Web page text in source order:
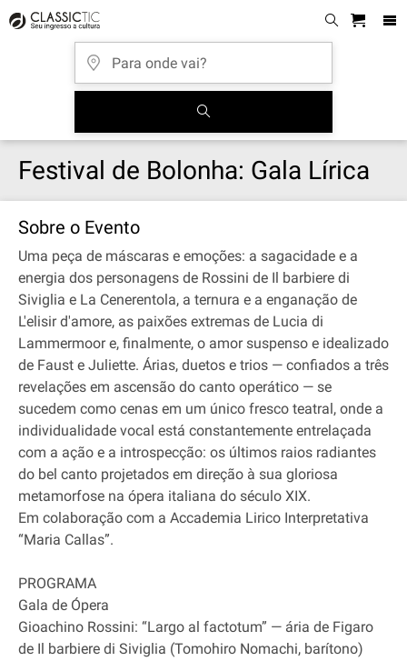
Festival de Bolonha: Gala Lírica
Sobre o Evento
Uma peça de máscaras e emoções: a sagacidade e a
energia dos personagens de Rossini de Il barbiere di
Siviglia e La Cenerentola, a ternura e a enganação de
L'elisir d'amore, as paixões extremas de Lucia di
Lammermoor e, finalmente, o amor suspenso e idealizado
de Faust e Juliette. Árias, duetos e trios — confiados a três
revelações em ascensão do canto operático — se
sucedem como cenas em um único fresco teatral, onde a
individualidade vocal está constantemente entrelaçada
com a ação e a introspecção: os últimos raios radiantes
do bel canto projetados em direção à sua gloriosa
metamorfose na ópera italiana do século XIX.
Em colaboração com a Accademia Lirico Interpretativa
“Maria Callas”.
PROGRAMA
Gala de Ópera
Gioachino Rossini: “Largo al factotum” — ária de Figaro
de Il barbiere di Siviglia (Tomohiro Nomachi, barítono)